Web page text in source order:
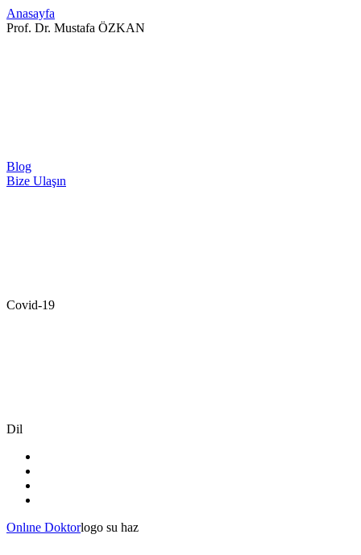
Anasayfa
Prof. Dr. Mustafa ÖZKAN
Blog
Bize Ulaşın
Covid-19
Dil
Onlıne Doktorlogo su haz